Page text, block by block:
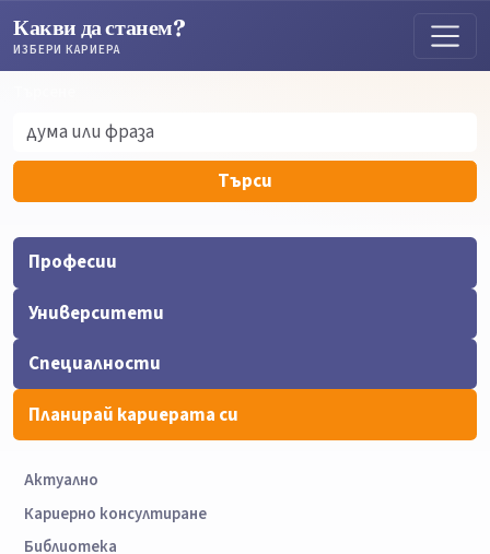
Какви да станем?
ИЗБЕРИ КАРИЕРА
Търси
Професии
Университети
Специалности
Планирай кариерата си
Актуално
Кариерно консултиране
Библиотека